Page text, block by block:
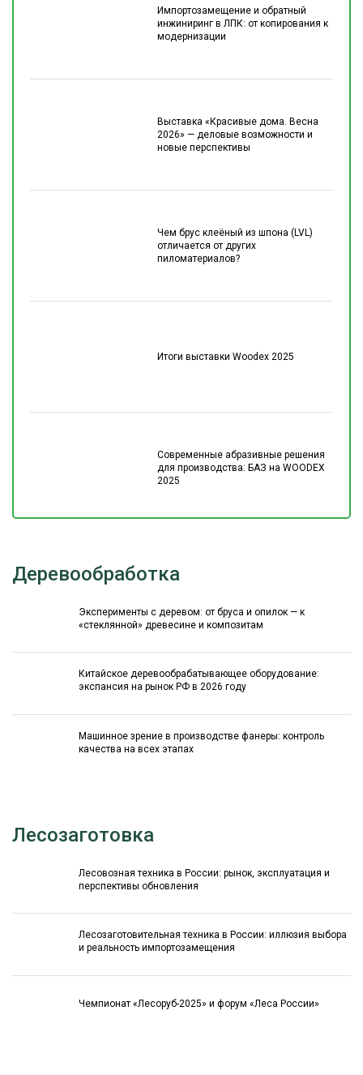
Импортозамещение и обратный
инжиниринг в ЛПК: от копирования к
модернизации
Выставка «Красивые дома. Весна
2026» — деловые возможности и
новые перспективы
Чем брус клеёный из шпона (LVL)
отличается от других
пиломатериалов?
Итоги выставки Woodex 2025
Современные абразивные решения
для производства: БАЗ на WOODEX
2025
Деревообработка
Эксперименты с деревом: от бруса и опилок — к
«стеклянной» древесине и композитам
Китайское деревообрабатывающее оборудование:
экспансия на рынок РФ в 2026 году
Машинное зрение в производстве фанеры: контроль
качества на всех этапах
Лесозаготовка
Лесовозная техника в России: рынок, эксплуатация и
перспективы обновления
Лесозаготовительная техника в России: иллюзия выбора
и реальность импортозамещения
Чемпионат «Лесоруб-2025» и форум «Леса России»